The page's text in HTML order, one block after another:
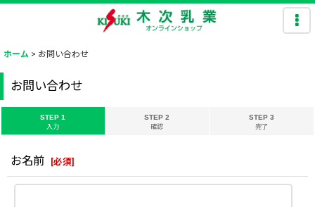
ホーム > お問い合わせ
お問い合わせ
STEP 1
入力
STEP 2
確認
STEP 3
完了
お名前 [必須]